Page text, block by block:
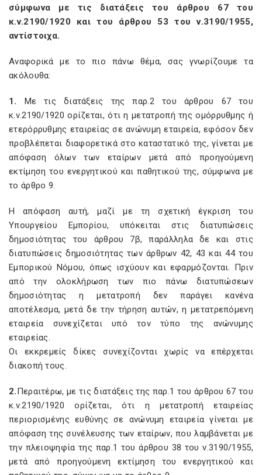
σύμφωνα με τις διατάξεις του άρθρου 67 του
κ.ν.2190/1920 και του άρθρου 53 του ν.3190/1955,
αντίστοιχα.
Αναφορικά με το πιο πάνω θέμα, σας γνωρίζουμε τα
ακόλουθα:
1. Με τις διατάξεις της παρ.2 του άρθρου 67 του
κ.ν.2190/1920 ορίζεται, ότι η μετατροπή της ομόρρυθμης ή
ετερόρρυθμης εταιρείας σε ανώνυμη εταιρεία, εφόσον δεν
προβλέπεται διαφορετικά στο καταστατικό της, γίνεται με
απόφαση όλων των εταίρων μετά από προηγούμενη
εκτίμηση του ενεργητικού και παθητικού της, σύμφωνα με
το άρθρο 9.
Η απόφαση αυτή, μαζί με τη σχετική έγκριση του
Υπουργείου Εμπορίου, υπόκειται στις διατυπώσεις
δημοσιότητας του άρθρου 7β, παράλληλα δε και στις
διατυπώσεις δημοσιότητας των άρθρων 42, 43 και 44 του
Εμπορικού Νόμου, όπως ισχύουν και εφαρμόζονται. Πριν
από την ολοκλήρωση των πιο πάνω διατυπώσεων
δημοσιότητας η μετατροπή δεν παράγει κανένα
αποτέλεσμα, μετά δε την τήρηση αυτών, η μετατρεπόμενη
εταιρεία συνεχίζεται υπό τον τύπο της ανώνυμης
εταιρείας.
Οι εκκρεμείς δίκες συνεχίζονται χωρίς να επέρχεται
διακοπή τους.
2.Περαιτέρω, με τις διατάξεις της παρ.1 του άρθρου 67 του
κ.ν.2190/1920 ορίζεται, ότι η μετατροπή εταιρείας
περιορισμένης ευθύνης σε ανώνυμη εταιρεία γίνεται με
απόφαση της συνέλευσης των εταίρων, που λαμβάνεται με
την πλειοψηφία της παρ.1 του άρθρου 38 του ν.3190/1955,
μετά από προηγούμενη εκτίμηση του ενεργητικού και